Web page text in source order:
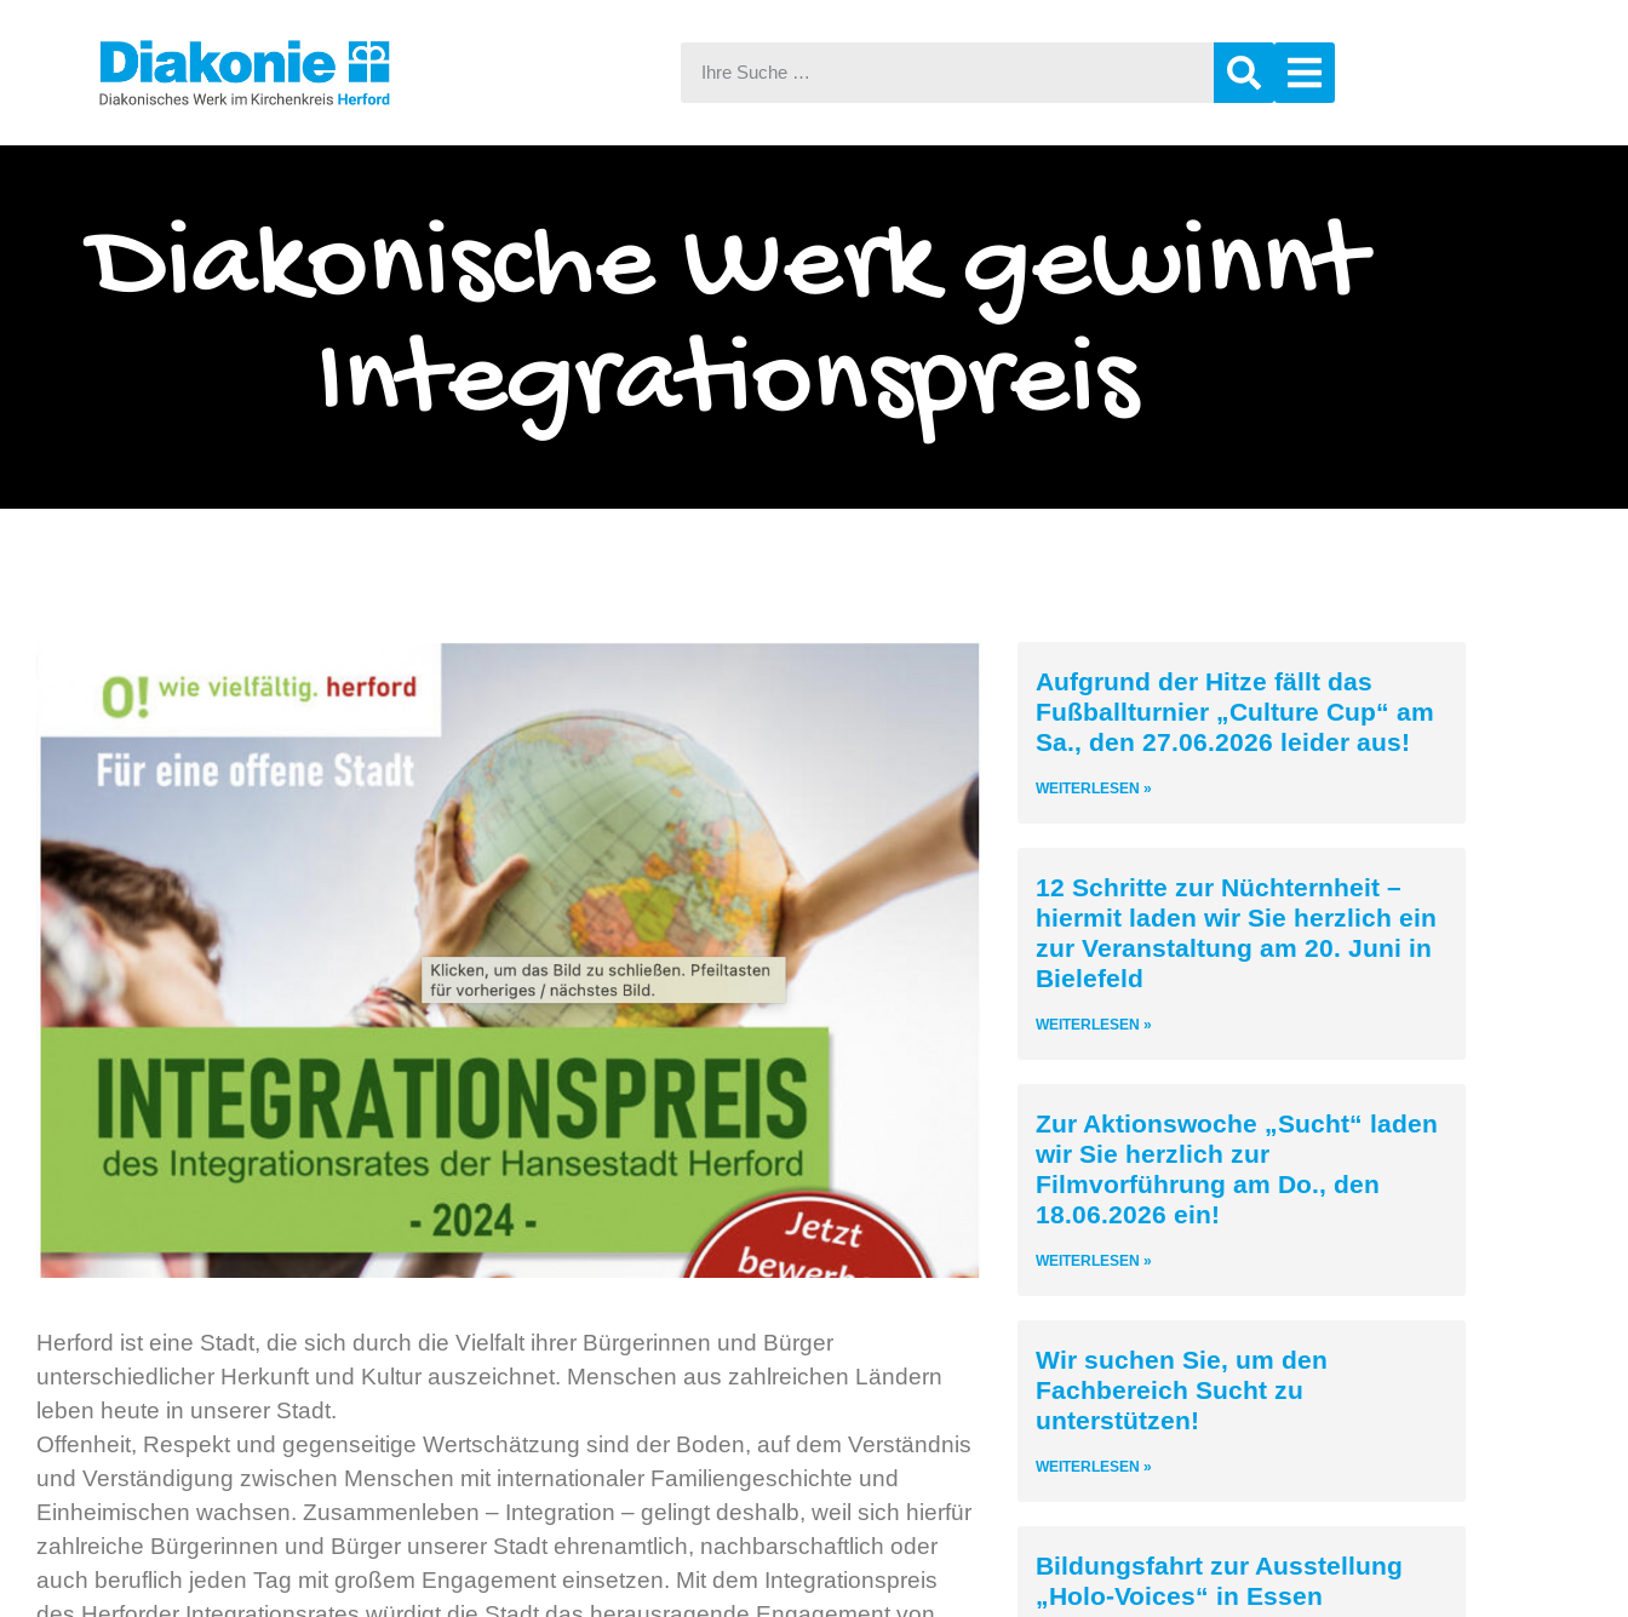
Diakonische Werk gewinnt
Integrationspreis
Herford ist eine Stadt, die sich durch die Vielfalt ihrer Bürgerinnen und Bürger
unterschiedlicher Herkunft und Kultur auszeichnet. Menschen aus zahlreichen Ländern
leben heute in unserer Stadt.
Offenheit, Respekt und gegenseitige Wertschätzung sind der Boden, auf dem Verständnis
und Verständigung zwischen Menschen mit internationaler Familiengeschichte und
Einheimischen wachsen. Zusammenleben – Integration – gelingt deshalb, weil sich hierfür
zahlreiche Bürgerinnen und Bürger unserer Stadt ehrenamtlich, nachbarschaftlich oder
auch beruflich jeden Tag mit großem Engagement einsetzen. Mit dem Integrationspreis
Aufgrund der Hitze fällt das
Fußballturnier „Culture Cup“ am
Sa., den 27.06.2026 leider aus!
WEITERLESEN »
12 Schritte zur Nüchternheit –
hiermit laden wir Sie herzlich ein
zur Veranstaltung am 20. Juni in
Bielefeld
WEITERLESEN »
Zur Aktionswoche „Sucht“ laden
wir Sie herzlich zur
Filmvorführung am Do., den
18.06.2026 ein!
WEITERLESEN »
Wir suchen Sie, um den
Fachbereich Sucht zu
unterstützen!
WEITERLESEN »
Bildungsfahrt zur Ausstellung
„Holo-Voices“ in Essen